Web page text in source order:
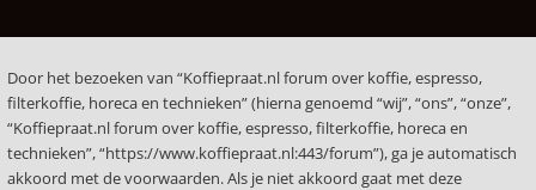
Door het bezoeken van “Koffiepraat.nl forum over koffie, espresso,
filterkoffie, horeca en technieken” (hierna genoemd “wij”, “ons”, “onze”,
“Koffiepraat.nl forum over koffie, espresso, filterkoffie, horeca en
technieken”, “https://www.koffiepraat.nl:443/forum”), ga je automatisch
akkoord met de voorwaarden. Als je niet akkoord gaat met deze